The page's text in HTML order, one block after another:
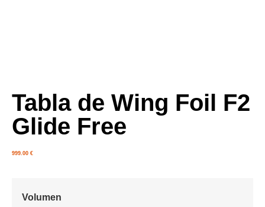
Tabla de Wing Foil F2
Glide Free
999.00 €
Volumen